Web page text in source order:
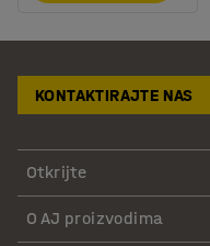
KONTAKTIRAJTE NAS
Otkrijte
O AJ proizvodima